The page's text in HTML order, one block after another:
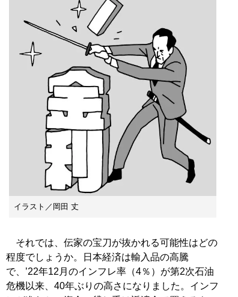
イラスト／岡田 丈
それでは、伝家の宝刀が抜かれる可能性はどの
程度でしょうか。日本経済は輸入品の高騰
で、’22年12月のインフレ率（4％）が第2次石油
危機以来、40年ぶりの高さになりました。インフ